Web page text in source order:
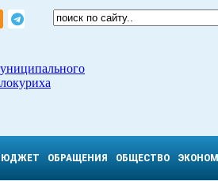
ОБРАЩЕНИЯ ОБЩЕСТВО